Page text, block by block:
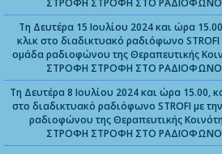
ΣΤΡΟΦΗ ΣΤΡΟΦΗ ΣΤΟ ΡΑΔΙΟΦΩΝΟ
Τη Δευτέρα 15 Ιουλίου 2024 και ώρα
κλικ στο διαδικτυακό ραδιόφωνο STROFI
ομάδα ραδιοφώνου της Θεραπευτικής
ΣΤΡΟΦΗ ΣΤΡΟΦΗ ΣΤΟ ΡΑΔΙΟΦΩΝΟ
Τη Δευτέρα 8 Ιουλίου 2024 και ώρα 15.00,
στο διαδικτυακό ραδιόφωνο STROFI με
ραδιοφώνου της Θεραπευτικής
ΣΤΡΟΦΗ ΣΤΡΟΦΗ ΣΤΟ ΡΑΔΙΟΦΩΝΟ